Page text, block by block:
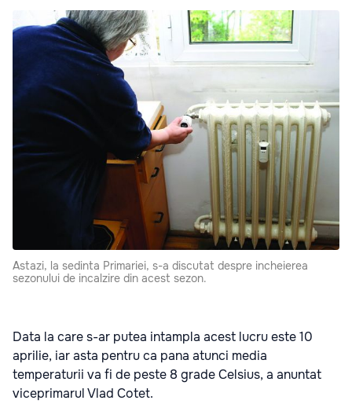
Astazi, la sedinta Primariei, s-a discutat despre incheierea
sezonului de incalzire din acest sezon.
Data la care s-ar putea intampla acest lucru este 10
aprilie, iar asta pentru ca pana atunci media
temperaturii va fi de peste 8 grade Celsius, a anuntat
viceprimarul Vlad Cotet.